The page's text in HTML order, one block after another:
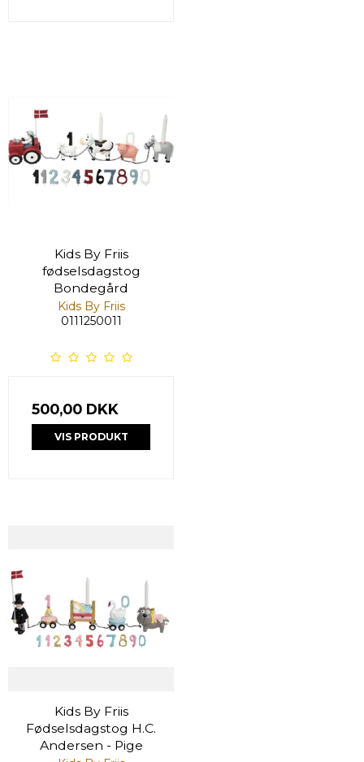
Kids By Friis
fødselsdagstog
Bondegård
Kids By Friis
0111250011
500,00 DKK
VIS PRODUKT
Kids By Friis
Fødselsdagstog H.C.
Andersen - Pige